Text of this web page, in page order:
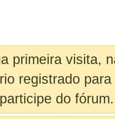
primeira visita,
registrado
do fórum.